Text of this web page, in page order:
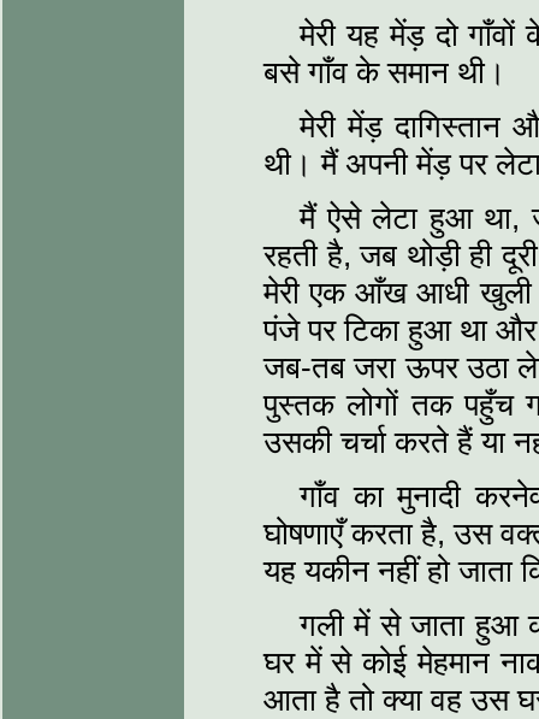
मेरी यह मेंड़ दो गाँवों
बसे गाँव के समान थी।
मेरी मेंड़ दागिस्‍तान
थी। मैं अपनी मेंड़ पर
मैं ऐसे लेटा हुआ था,
रहती है, जब थोड़ी ही
मेरी एक आँख आधी खुली
पंजे पर टिका हुआ था
जब-तब जरा ऊपर उठा
पुस्‍तक लोगों तक पहुँच
उसकी चर्चा करते हैं या
गाँव का मुनादी
घोषणाएँ करता है, उस
यह यकीन नहीं हो जाता
गली में से जाता हुआ
घर में से कोई मेहमान
आता है तो क्‍या वह उस